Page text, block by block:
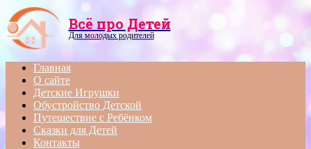
Menu
Всё про Детей
Для молодых родителей
Главная
О сайте
Детские Игрушки
Обустройство Детской
Путешествие с Ребёнком
Сказки для Детей
Контакты